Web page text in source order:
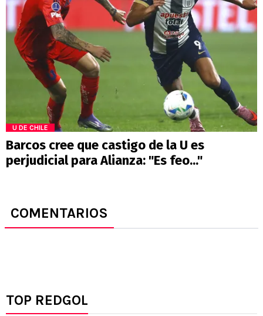
U DE CHILE
Barcos cree que castigo de la U es
perjudicial para Alianza: "Es feo..."
COMENTARIOS
TOP REDGOL